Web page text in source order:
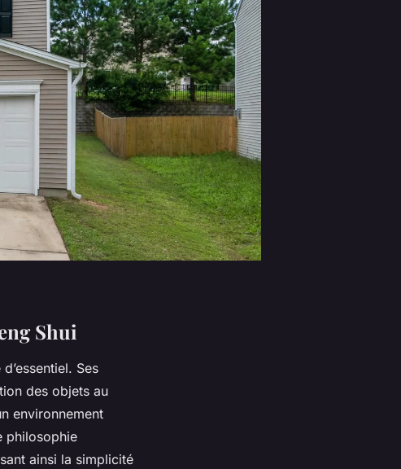
Shui
Ses
des objets au
environnement
philosophie
ainsi la simplicité